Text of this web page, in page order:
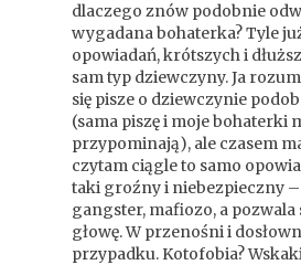
dlaczego znów podobnie
wygadana bohaterka? Tyle
opowiadań, krótszych i
sam typ dziewczyny. Ja
się pisze o dziewczynie
(sama piszę i moje bohaterki
przypominają), ale czasem
czytam ciągle to samo
taki groźny i niebezpieczny
gangster, mafiozo, a pozwala
głowę. W przenośni i
przypadku. Kotofobia?